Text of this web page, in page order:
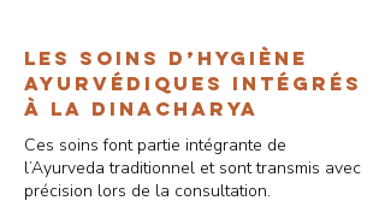
Les soins d’hygiène
ayurvédiques intégrés
à la Dinacharya
Ces soins font partie intégrante de
l’Ayurveda traditionnel et sont transmis avec
précision lors de la consultation.